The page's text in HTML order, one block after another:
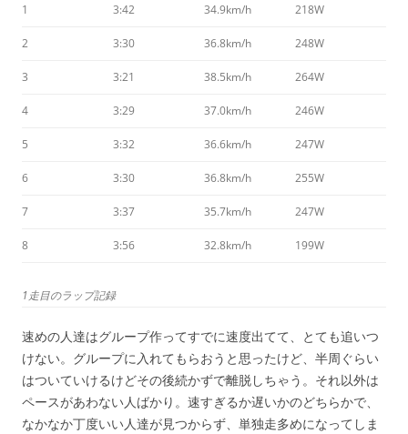
1 3:42 34.9km/h 218W
2 3:30 36.8km/h 248W
3 3:21 38.5km/h 264W
4 3:29 37.0km/h 246W
5 3:32 36.6km/h 247W
6 3:30 36.8km/h 255W
7 3:37 35.7km/h 247W
8 3:56 32.8km/h 199W
1走目のラップ記録
速めの人達はグループ作ってすでに速度出てて、とても追いつ
けない。グループに入れてもらおうと思ったけど、半周ぐらい
はついていけるけどその後続かずで離脱しちゃう。それ以外は
ペースがあわない人ばかり。速すぎるか遅いかのどちらかで、
なかなか丁度いい人達が見つからず、単独走多めになってしま